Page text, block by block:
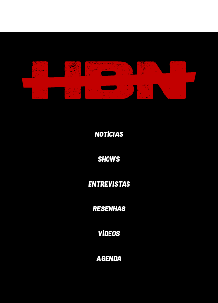
NOTÍCIAS
SHOWS
ENTREVISTAS
RESENHAS
VÍDEOS
AGENDA